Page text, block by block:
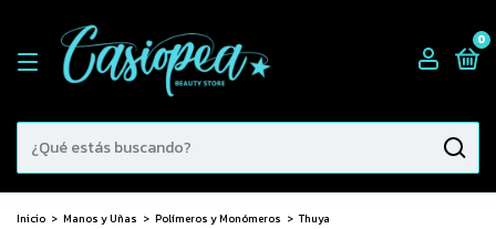
0
Inicio > Manos y Uñas > Polímeros y Monómeros > Thuya